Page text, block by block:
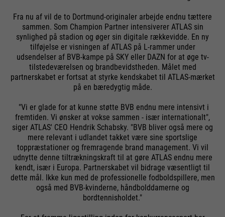
Fra nu af vil de to Dortmund-originaler arbejde endnu tættere
sammen. Som Champion Partner intensiverer ATLAS sin
synlighed på stadion og øger sin digitale rækkevidde. En ny
tilføjelse er visningen af ATLAS på L-rammer under
udsendelser af BVB-kampe på SKY eller DAZN for at øge tv-
tilstedeværelsen og brandbevidstheden. Målet med
partnerskabet er fortsat at styrke kendskabet til ATLAS-mærket
på en bæredygtig måde.
"Vi er glade for at kunne støtte BVB endnu mere intensivt i
fremtiden. Vi ønsker at vokse sammen - især internationalt",
siger ATLAS' CEO Hendrik Schabsky. "BVB bliver også mere og
mere relevant i udlandet takket være sine sportslige
toppræstationer og fremragende brand management. Vi vil
udnytte denne tiltrækningskraft til at gøre ATLAS endnu mere
kendt, især i Europa. Partnerskabet vil bidrage væsentligt til
dette mål. Ikke kun med de professionelle fodboldspillere, men
også med BVB-kvinderne, håndbolddamerne og
bordtennisholdet."